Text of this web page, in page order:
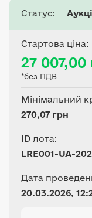
товарного
01.01)
Статус:
Стартова ціна:
27 007,00
*без ПДВ
Мінімальний
270,07 грн
ID лота:
LRE001-UA-
Дата
20.03.2026,